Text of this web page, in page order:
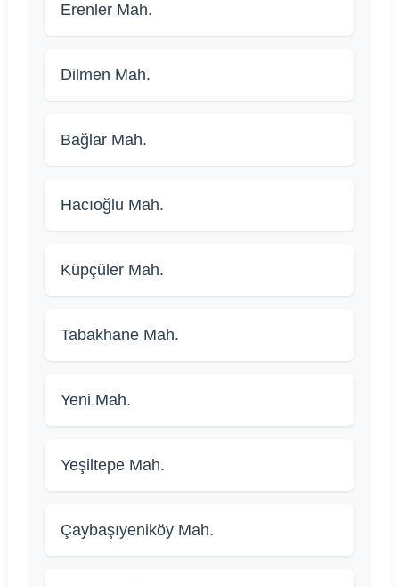
Erenler Mah.
Dilmen Mah.
Bağlar Mah.
Hacıoğlu Mah.
Küpçüler Mah.
Tabakhane Mah.
Yeni Mah.
Yeşiltepe Mah.
Çaybaşıyeniköy Mah.